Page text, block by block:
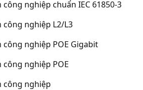
công nghiệp chuẩn IEC 61850-3
công nghiệp L2/L3
công nghiệp POE Gigabit
công nghiệp POE
công nghiệp